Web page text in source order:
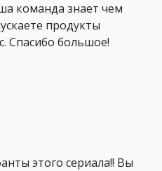
команда знает чем
продукты
Спасибо большое!
этого сериала!! Вы